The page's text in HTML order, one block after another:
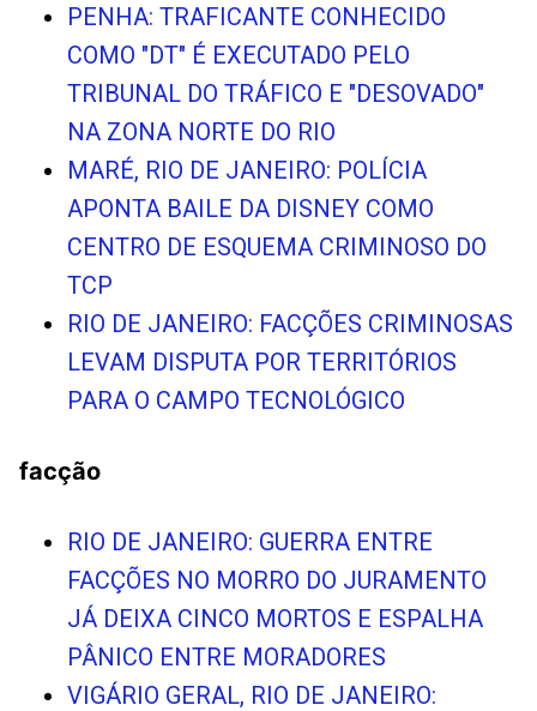
PENHA: TRAFICANTE CONHECIDO
COMO "DT" É EXECUTADO PELO
TRIBUNAL DO TRÁFICO E "DESOVADO"
NA ZONA NORTE DO RIO
MARÉ, RIO DE JANEIRO: POLÍCIA
APONTA BAILE DA DISNEY COMO
CENTRO DE ESQUEMA CRIMINOSO DO
TCP
RIO DE JANEIRO: FACÇÕES CRIMINOSAS
LEVAM DISPUTA POR TERRITÓRIOS
PARA O CAMPO TECNOLÓGICO
facção
RIO DE JANEIRO: GUERRA ENTRE
FACÇÕES NO MORRO DO JURAMENTO
JÁ DEIXA CINCO MORTOS E ESPALHA
PÂNICO ENTRE MORADORES
VIGÁRIO GERAL, RIO DE JANEIRO: